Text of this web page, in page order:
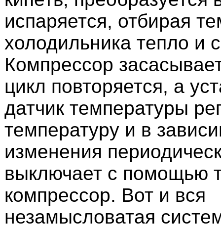
испаряется, отбирая
холодильника тепло и
Компрессор
цикл повторяется, а
датчик температуры
температуру и в
изменения
выключает с помощью
компрессор. Вот и вся
незамысловатая